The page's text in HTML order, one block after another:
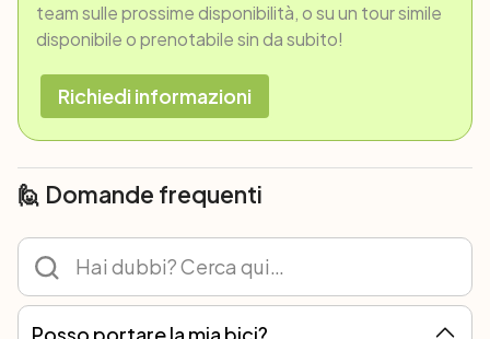
team sulle prossime disponibilità, o su un tour simile
disponibile o prenotabile sin da subito!
Richiedi informazioni
🙋 Domande frequenti